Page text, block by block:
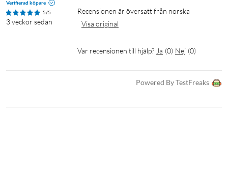
Verifierad köpare
5/5
3 veckor sedan
Recensionen är översatt från norska
Visa original
Var recensionen till hjälp? Ja (0) Nej (0)
Powered By TestFreaks